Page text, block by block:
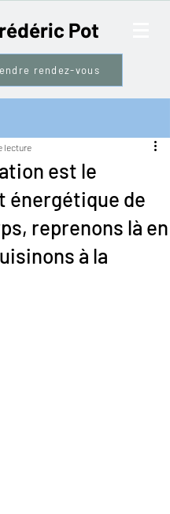
Pot
rendez-vous
est le
énergétique de
reprenons là en
à la
lecture
sur 5.